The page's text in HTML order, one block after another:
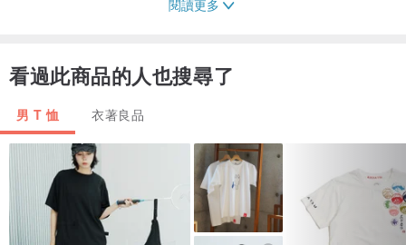
它很簡單，容易穿，你可以享受和關閉。
尺碼：S / M / L / XL
材質：100％棉
閱讀更多
看過此商品的人也搜尋了
男 T 恤 衣著良品